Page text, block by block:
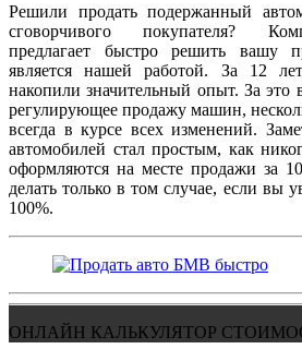
Решили продать подержанный
сговорчивого покупателя?
предлагает быстро решить вашу
является нашей работой. За 12
накопили значительный опыт. За это
регулирующее продажу машин,
всегда в курсе всех изменений.
автомобилей стал простым, как
оформляются на месте продажи за
делать только в том случае, если вы
100%.
ОНЛАЙН КАЛЬКУЛЯТОР